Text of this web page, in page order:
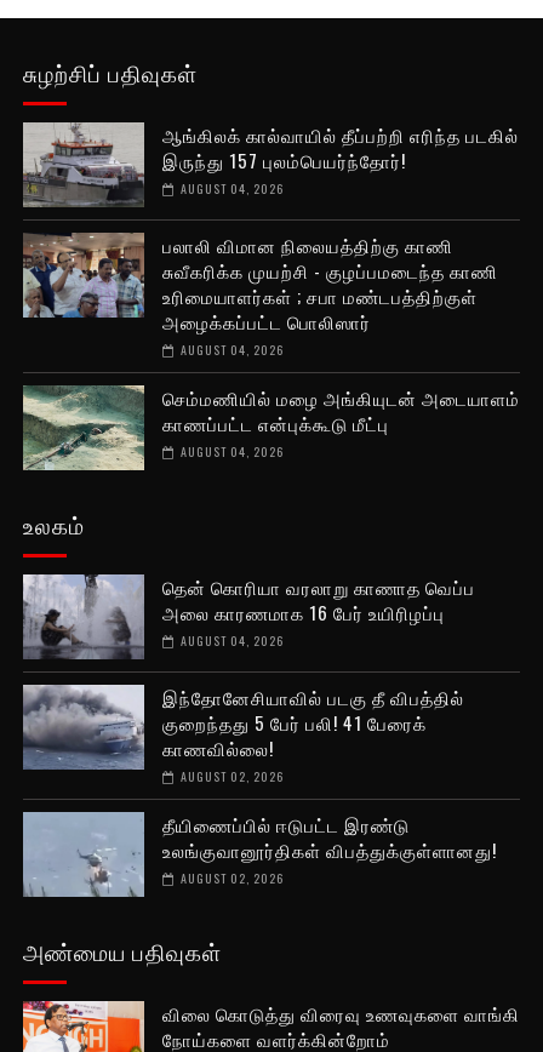
சுழற்சிப் பதிவுகள்
ஆங்கிலக் கால்வாயில் தீப்பற்றி எரிந்த படகில்
இருந்து 157 புலம்பெயர்ந்தோர்!
AUGUST 04, 2026
பலாலி விமான நிலையத்திற்கு காணி
சுவீகரிக்க முயற்சி - குழப்பமடைந்த காணி
உரிமையாளர்கள் ; சபா மண்டபத்திற்குள்
அழைக்கப்பட்ட பொலிஸார்
AUGUST 04, 2026
செம்மணியில் மழை அங்கியுடன் அடையாளம்
காணப்பட்ட என்புக்கூடு மீட்பு
AUGUST 04, 2026
உலகம்
தென் கொரியா வரலாறு காணாத வெப்ப
அலை காரணமாக 16 பேர் உயிரிழப்பு
AUGUST 04, 2026
இந்தோனேசியாவில் படகு தீ விபத்தில்
குறைந்தது 5 பேர் பலி! 41 பேரைக்
காணவில்லை!
AUGUST 02, 2026
தீயிணைப்பில் ஈடுபட்ட இரண்டு
உலங்குவானூர்திகள் விபத்துக்குள்ளானது!
AUGUST 02, 2026
அண்மைய பதிவுகள்
விலை கொடுத்து விரைவு உணவுகளை வாங்கி
நோய்களை வளர்க்கின்றோம்